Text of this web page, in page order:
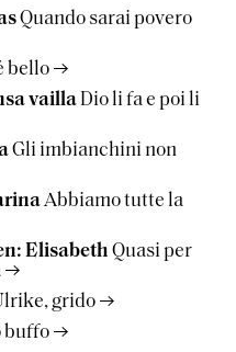
Quando sarai povero
bello
vailla Dio li fa e poi li
Gli imbianchini non
Abbiamo tutte la
Elisabeth Quasi per
grido
buffo